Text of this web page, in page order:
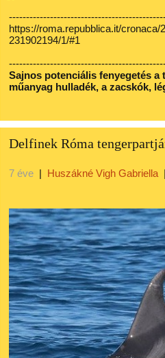
https://roma.repubblica.it/cronaca/
231902194/1/#1
Sajnos potenciális fenyegetés a
műanyag hulladék, a zacskók,
Delfinek Róma
7 éve | Huszákné Vigh Gabriella